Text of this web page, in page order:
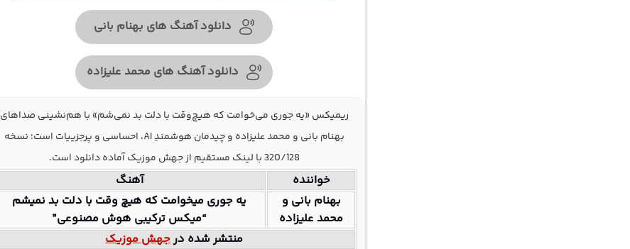
دانلود آهنگ های بهنام بانی
دانلود آهنگ های محمد علیزاده
ریمیکس «یه جوری می‌خوامت که هیچ‌وقت با دلت بد نمی‌شم» با هم‌نشینی صداهای
بهنام بانی و محمد علیزاده و چیدمان هوشمندِ AI، احساسی و پرجزییات است؛ نسخه
320/128 با لینک مستقیم از جهش موزیک آماده دانلود است.
خواننده
آهنگ
بهنام بانی و
محمد علیزاده
یه جوری میخوامت که هیچ وقت با دلت بد نمیشم
“میکس ترکیبی هوش مصنوعی”
منتشر شده درجهش موزیک